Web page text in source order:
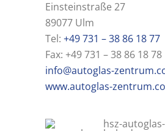
Einsteinstraße 27
89077 Ulm
Tel: +49 731 – 38 86 18 77
Fax: +49 731 – 38 86 18 78
info@autoglas-
www.autoglas-